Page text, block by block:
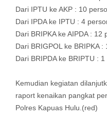
Dari IPTU ke AKP : 10
Dari IPDA ke IPTU : 4
Dari BRIPKA ke AIPDA : 12
Dari BRIGPOL ke BRIPKA :
Dari BRIPDA ke BRIPTU :
Kemudian kegiatan
raport kenaikan pangkat
Polres Kapuas Hulu.(red)